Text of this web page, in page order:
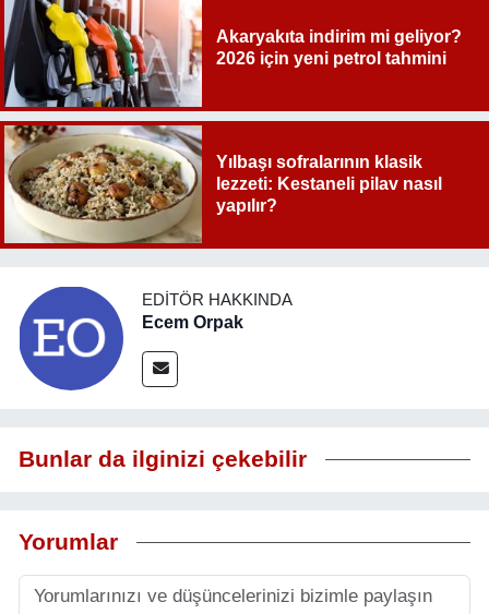
Akaryakıta indirim mi geliyor?
2026 için yeni petrol tahmini
Yılbaşı sofralarının klasik
lezzeti: Kestaneli pilav nasıl
yapılır?
EDITÖR HAKKINDA
Ecem Orpak
Bunlar da ilginizi çekebilir
Yorumlar